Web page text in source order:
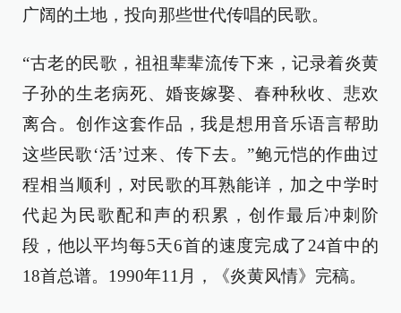
广阔的土地，投向那些世代传唱的民歌。
“古老的民歌，祖祖辈辈流传下来，记录着炎黄
子孙的生老病死、婚丧嫁娶、春种秋收、悲欢
离合。创作这套作品，我是想用音乐语言帮助
这些民歌‘活’过来、传下去。”鲍元恺的作曲过
程相当顺利，对民歌的耳熟能详，加之中学时
代起为民歌配和声的积累，创作最后冲刺阶
段，他以平均每5天6首的速度完成了24首中的
18首总谱。1990年11月，《炎黄风情》完稿。